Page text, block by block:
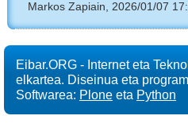
Markos Zapiain, 2026/01/07
Eibar.ORG - Internet eta
elkartea. Diseinua eta
Softwarea: Plone eta Python